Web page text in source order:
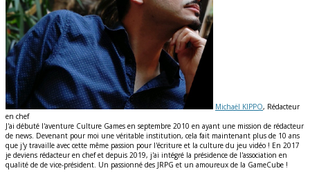
Michaël KIPPO, Rédacteur
en chef
J'ai débuté l'aventure Culture Games en septembre 2010 en ayant une mission de rédacteur
de news. Devenant pour moi une véritable institution, cela fait maintenant plus de 10 ans
que j'y travaille avec cette même passion pour l'écriture et la culture du jeu vidéo ! En 2017
je deviens rédacteur en chef et depuis 2019, j'ai intégré la présidence de l'association en
qualité de de vice-président. Un passionné des JRPG et un amoureux de la GameCube !